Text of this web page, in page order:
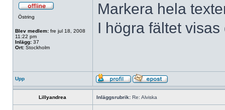
Östring
Blev medlem: fre jul 18, 2008
11:22 pm
Inlägg: 37
Ort: Stockholm
Markera hela
I högra fältet
Upp
Lillyandrea Inläggsrubrik: Re: Alviska